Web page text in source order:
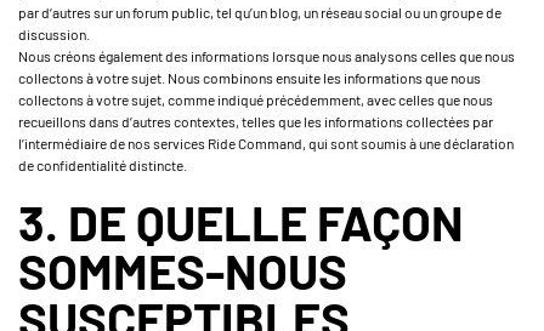
par d’autres sur un forum public, tel qu’un blog, un réseau social ou un groupe de
discussion.
Nous créons également des informations lorsque nous analysons celles que nous
collectons à votre sujet. Nous combinons ensuite les informations que nous
collectons à votre sujet, comme indiqué précédemment, avec celles que nous
recueillons dans d’autres contextes, telles que les informations collectées par
l’intermédiaire de nos services Ride Command, qui sont soumis à une déclaration
de confidentialité distincte.
3. DE QUELLE FAÇON
SOMMES-NOUS
SUSCEPTIBLES